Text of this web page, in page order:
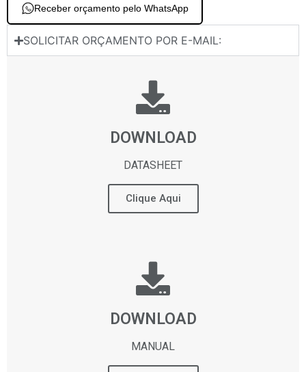
Receber orçamento pelo WhatsApp
SOLICITAR ORÇAMENTO POR E-MAIL:
DOWNLOAD
DATASHEET
Clique Aqui
DOWNLOAD
MANUAL